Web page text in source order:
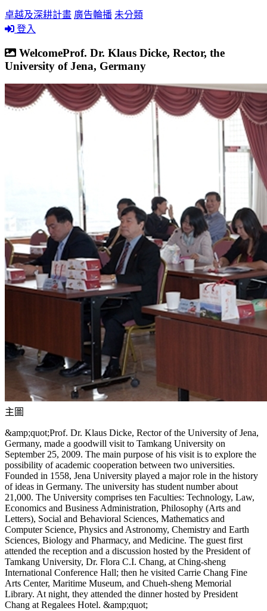
卓越及深耕計畫 廣告輪播 未分類
登入
WelcomeProf. Dr. Klaus Dicke, Rector, the
University of Jena, Germany
主圖
&amp;quot;Prof. Dr. Klaus Dicke, Rector of the University of Jena,
Germany, made a goodwill visit to Tamkang University on
September 25, 2009. The main purpose of his visit is to explore the
possibility of academic cooperation between two universities.
Founded in 1558, Jena University played a major role in the history
of ideas in Germany. The university has student number about
21,000. The University comprises ten Faculties: Technology, Law,
Economics and Business Administration, Philosophy (Arts and
Letters), Social and Behavioral Sciences, Mathematics and
Computer Science, Physics and Astronomy, Chemistry and Earth
Sciences, Biology and Pharmacy, and Medicine. The guest first
attended the reception and a discussion hosted by the President of
Tamkang University, Dr. Flora C.I. Chang, at Ching-sheng
International Conference Hall; then he visited Carrie Chang Fine
Arts Center, Maritime Museum, and Chueh-sheng Memorial
Library. At night, they attended the dinner hosted by President
Chang at Regalees Hotel. &amp;quot;